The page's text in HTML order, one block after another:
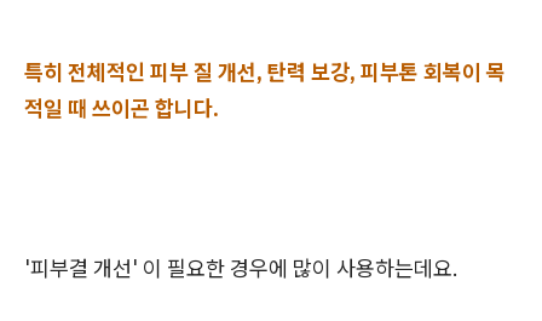
특히 전체적인 피부 질 개선, 탄력 보강, 피부톤 회복이 목
적일 때 쓰이곤 합니다.
'피부결 개선' 이 필요한 경우에 많이 사용하는데요.